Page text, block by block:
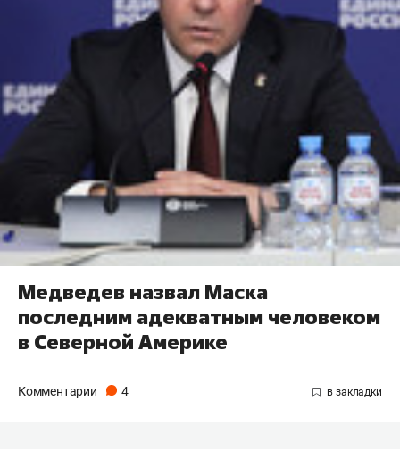
Медведев назвал Маска
последним адекватным человеком
в Северной Америке
Комментарии 4